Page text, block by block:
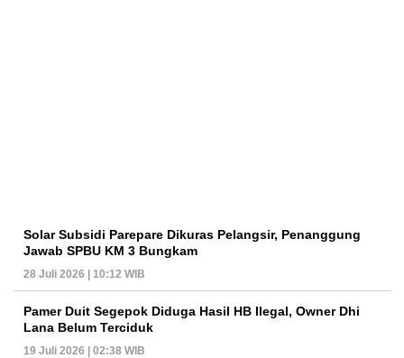
Solar Subsidi Parepare Dikuras Pelangsir, Penanggung
Jawab SPBU KM 3 Bungkam
28 Juli 2026 | 10:12 WIB
Pamer Duit Segepok Diduga Hasil HB Ilegal, Owner Dhi
Lana Belum Terciduk
19 Juli 2026 | 02:38 WIB